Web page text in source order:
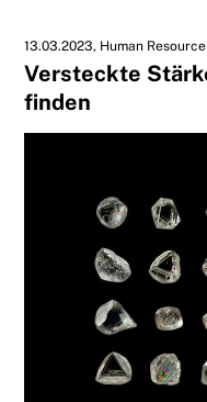
13.03.2023 Human
Versteckte
finden